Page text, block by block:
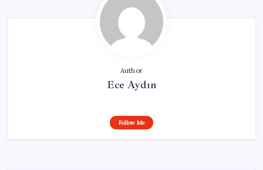
Author
Ece Aydın
Follow Me